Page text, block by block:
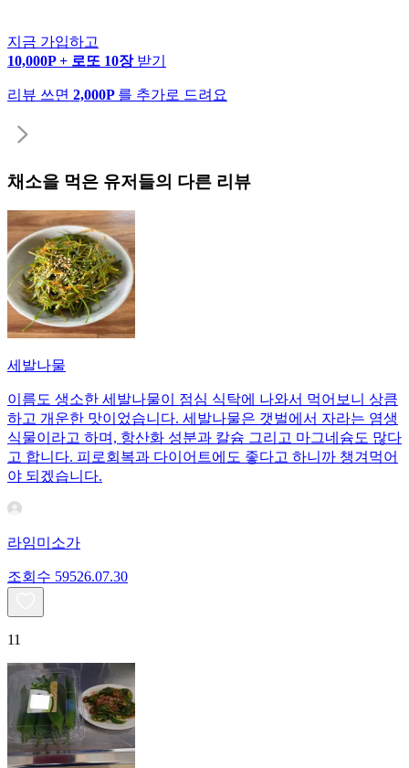
지금 가입하고
10,000P + 로또 10장 받기
리뷰 쓰면 2,000P 를 추가로 드려요
채소을 먹은 유저들의 다른 리뷰
세발나물
이름도 생소한 세발나물이 점심 식탁에 나와서 먹어보니 상큼
하고 개운한 맛이었습니다. 세발나물은 갯벌에서 자라는 염생
식물이라고 하며, 항산화 성분과 칼슘 그리고 마그네슘도 많다
고 합니다. 피로회복과 다이어트에도 좋다고 하니까 챙겨먹어
야 되겠습니다.
라임미소가
조회수 59526.07.30
11